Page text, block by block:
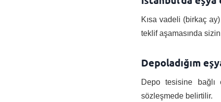
Kısa vadeli (birkaç
teklif aşamasında
Depoladığım
Depo tesisine bağlı
sözleşmede belirtilir.